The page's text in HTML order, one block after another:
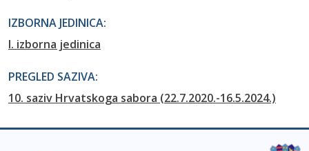
IZBORNA JEDINICA:
I. izborna jedinica
PREGLED SAZIVA:
10. saziv Hrvatskoga sabora (22.7.2020.-16.5.2024.)